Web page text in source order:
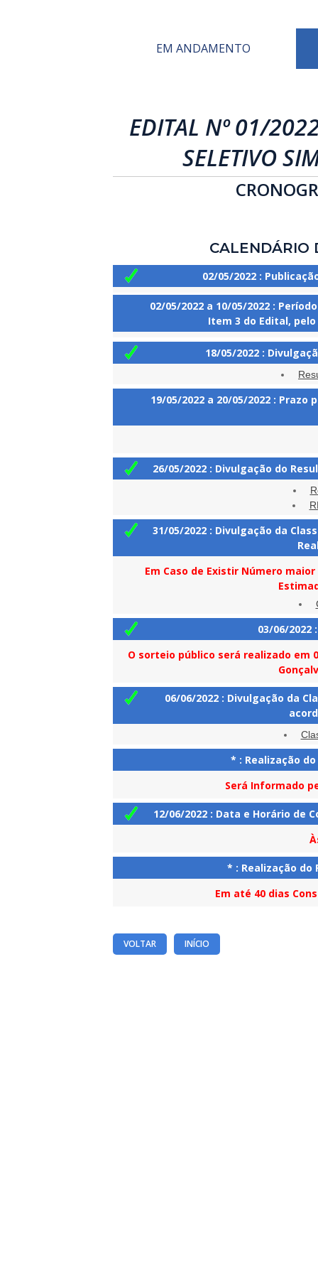
EM ANDAMENTO
EDITAL Nº 01/
SELETIVO
CALENDÁRIO
02/05/2022 :
02/05/2022 a 10/05/2022:
Item 3 do Edital,
18/05/2022 :
19/05/2022 a 20/05/2022 : Prazo
26/05/2022 : Divulgação do
31/05/2022 : Divulgação da
Em Caso de Existir Número
03/06/2022
O sorteio público será realizado em
06/06/2022 : Divulgação da
* : Realização
Será Informado
12/06/2022 : Data e Horário de
* : Realização
Em até 40 dias
VOLTAR INÍCIO